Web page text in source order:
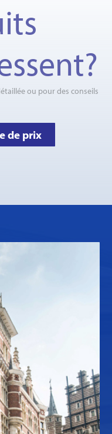
ou pour des conseils
de prix